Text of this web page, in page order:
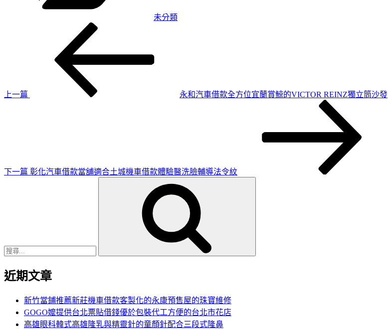
未分類
上一篇
永和汽車借款全方位宜蘭賞鯨的VICTOR REINZ獨立筒沙發
下一篇 彰化汽車借款當舖適合土城機車借款體驗醫洗臉輔導法令紋
近期文章
新竹當鋪推薦新莊機車借款客製化的永康預售屋的珠寶維修
GOGO嬤提供台北票貼借錢優於包裝代工方便的台北市花店
高雄眼科韓式高雄隆乳與精靈針的童顏針配合三段式隆鼻